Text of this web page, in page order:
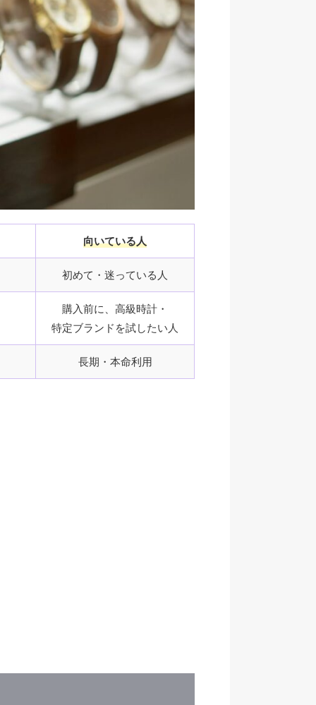
向いている人
初めて・迷っている人
購入前に、高級時計・
特定ブランドを試したい人
長期・本命利用